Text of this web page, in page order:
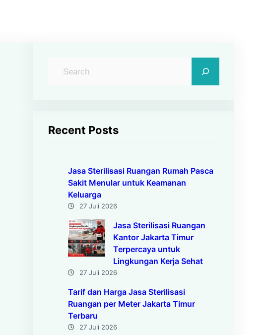
Recent Posts
Jasa Sterilisasi Ruangan Rumah Pasca
Sakit Menular untuk Keamanan
Keluarga
27 Juli 2026
Jasa Sterilisasi Ruangan
Kantor Jakarta Timur
Terpercaya untuk
Lingkungan Kerja Sehat
27 Juli 2026
Tarif dan Harga Jasa Sterilisasi
Ruangan per Meter Jakarta Timur
Terbaru
27 Juli 2026